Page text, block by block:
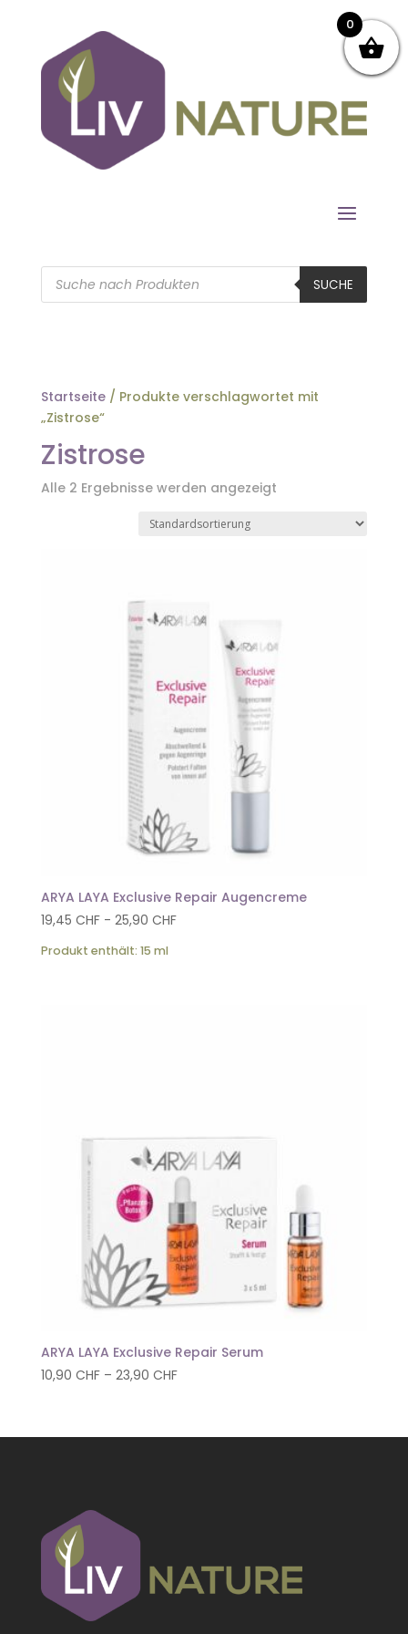
Products
search SUCHE
Startseite/ Produkte verschlagwortet mit
„Zistrose“
Zistrose
Alle 2 Ergebnisse werden angezeigt
ARYA LAYA Exclusive Repair Augencreme
19,45 CHF- 25,90 CHF
Produkt enthält: 15 ml
ARYA LAYA Exclusive Repair Serum
10,90 CHF– 23,90 CHF
0